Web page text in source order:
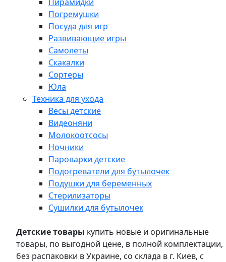
Погремушки
Посуда для игр
Развивающие игры
Самолеты
Скакалки
Сортеры
Юла
Техника для ухода
Весы детские
Видеоняни
Молокоотсосы
Ночники
Пароварки детские
Подогреватели для бутылочек
Подушки для беременных
Стерилизаторы
Сушилки для бутылочек
Детские товары купить новые и оригинальные
товары, по выгодной цене, в полной комплектации,
без распаковки в Украине, со склада в г. Киев, с